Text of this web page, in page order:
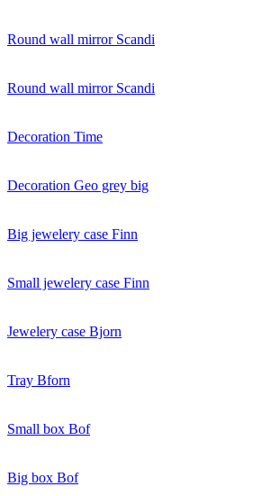
Round wall mirror Scandi
Round wall mirror Scandi
Decoration Time
Decoration Geo grey big
Big jewelery case Finn
Small jewelery case Finn
Jewelery case Bjorn
Tray Bforn
Small box Bof
Big box Bof